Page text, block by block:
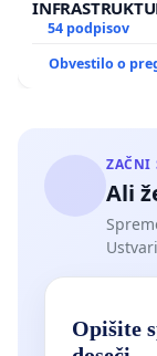
GRADIŠČAKU
54 podpisov
Obvestilo o
ZAČNI
Ali
Opišite